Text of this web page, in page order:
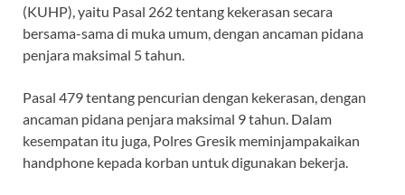
(KUHP), yaitu Pasal 262 tentang kekerasan secara
bersama-sama di muka umum, dengan ancaman pidana
penjara maksimal 5 tahun.
Pasal 479 tentang pencurian dengan kekerasan, dengan
ancaman pidana penjara maksimal 9 tahun. Dalam
kesempatan itu juga, Polres Gresik meminjampakaikan
handphone kepada korban untuk digunakan bekerja.